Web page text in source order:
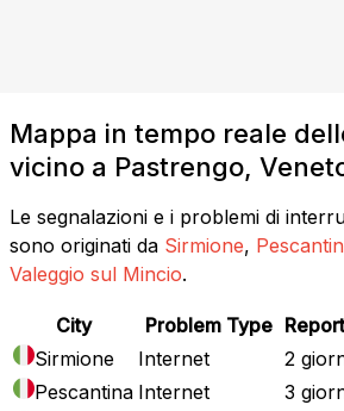
Mappa in tempo reale
vicino a Pastrengo,
Le segnalazioni e i problemi di
sono originati da Sirmione,
Valeggio sul Mincio.
City Problem Type
Sirmione
Internet
2
Pescantina Internet
3